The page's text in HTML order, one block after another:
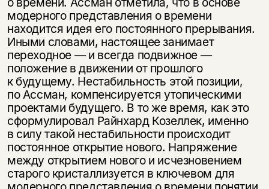
модерного представления о времени
находится идея его постоянного прерывания.
Иными словами, настоящее занимает
переходное — и всегда подвижное —
положение в движении от прошлого
к будущему. Нестабильность этой позиции,
по Ассман, компенсируется утопическими
проектами будущего. В то же время, как это
сформулировал Райнхард Козеллек, именно
в силу такой нестабильности происходит
постоянное открытие нового. Напряжение
между открытием нового и исчезновением
старого кристаллизуется в ключевом для